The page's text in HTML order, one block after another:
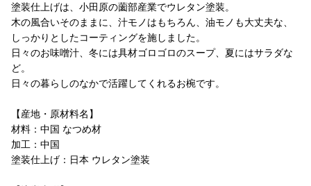
塗装仕上げは、小田原の薗部産業でウレタン塗装。
木の風合いそのままに、汁モノはもちろん、油モノも大丈夫な、
しっかりとしたコーティングを施しました。
日々のお味噌汁、冬には具材ゴロゴロのスープ、夏にはサラダな
ど。
日々の暮らしのなかで活躍してくれるお椀です。
【産地・原材料名】
材料：中国 なつめ材
加工：中国
塗装仕上げ：日本 ウレタン塗装